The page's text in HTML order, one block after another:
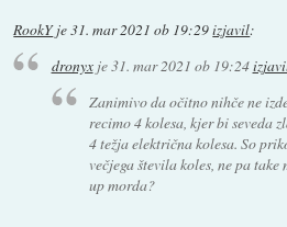
RookYje31. mar 2021 ob 19:29izjavil:
dronyxje31. mar 2021 ob 19:24
Zanimivo da očitno nihče ne
recimo 4 kolesa, kjer bi seveda
4 težja električna kolesa. So
večjega števila koles, ne pa take
up morda?